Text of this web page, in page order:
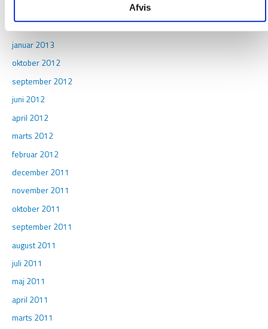
Afvis
januar 2013
oktober 2012
september 2012
juni 2012
april 2012
marts 2012
februar 2012
december 2011
november 2011
oktober 2011
september 2011
august 2011
juli 2011
maj 2011
april 2011
marts 2011